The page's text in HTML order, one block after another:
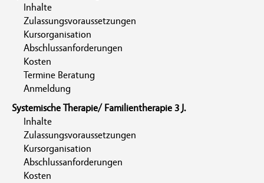
Inhalte
Zulassungsvoraussetzungen
Kursorganisation
Abschlussanforderungen
Kosten
Termine Beratung
Anmeldung
Systemische Therapie/ Familientherapie 3 J.
Inhalte
Zulassungsvoraussetzungen
Kursorganisation
Abschlussanforderungen
Kosten